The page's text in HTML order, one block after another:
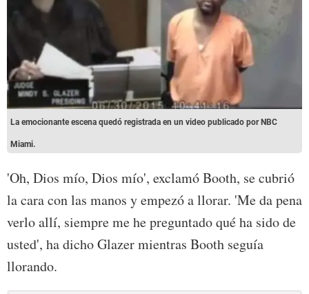
La emocionante escena quedó registrada en un video publicado por NBC
Miami.
'Oh, Dios mío, Dios mío', exclamó Booth, se cubrió
la cara con las manos y empezó a llorar. 'Me da pena
verlo allí, siempre me he preguntado qué ha sido de
usted', ha dicho Glazer mientras Booth seguía
llorando.